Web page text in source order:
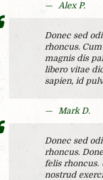
Alex P.
Donec sed
rhoncus.
magnis dis
libero vitae
sapien, id
Mark D.
Donec sed
rhoncus.
felis rhoncus.
nostrud